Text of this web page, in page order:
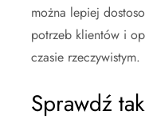
można lepiej
potrzeb klientów i
czasie rzeczywistym.
Sprawdź